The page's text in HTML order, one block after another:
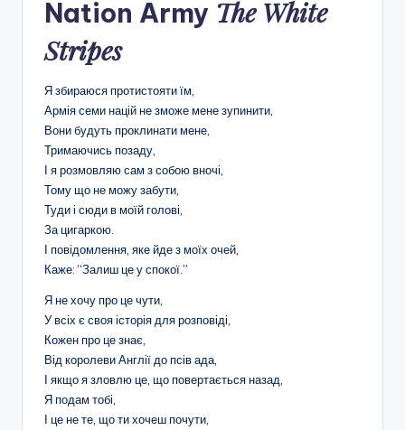
Nation Army The White
Stripes
Я збираюся протистояти їм,
Армія семи націй не зможе мене зупинити,
Вони будуть проклинати мене,
Тримаючись позаду,
І я розмовляю сам з собою вночі,
Тому що не можу забути,
Туди і сюди в моїй голові,
За цигаркою.
І повідомлення, яке йде з моїх очей,
Каже: “Залиш це у спокої.”
Я не хочу про це чути,
У всіх є своя історія для розповіді,
Кожен про це знає,
Від королеви Англії до псів ада,
І якщо я зловлю це, що повертається назад,
Я подам тобі,
І це не те, що ти хочеш почути,